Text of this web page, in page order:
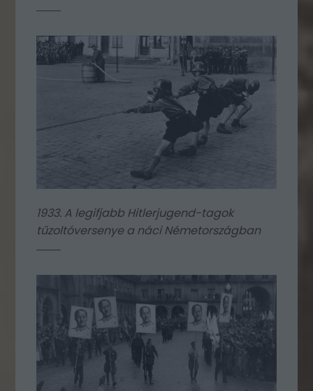
1933. A legifjabb Hitlerjugend-tagok
tűzoltóversenye a náci Németországban